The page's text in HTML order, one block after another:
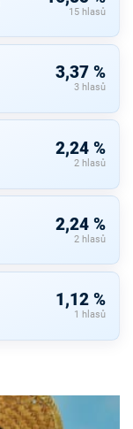
15 hlasů
3,37 %
3 hlasů
2,24 %
2 hlasů
2,24 %
2 hlasů
1,12 %
1 hlasů